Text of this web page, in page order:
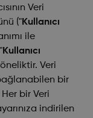
Veri
("Kullanıcı
ile
Kullanıcı
Veri
bir
bir Veri
indirilen